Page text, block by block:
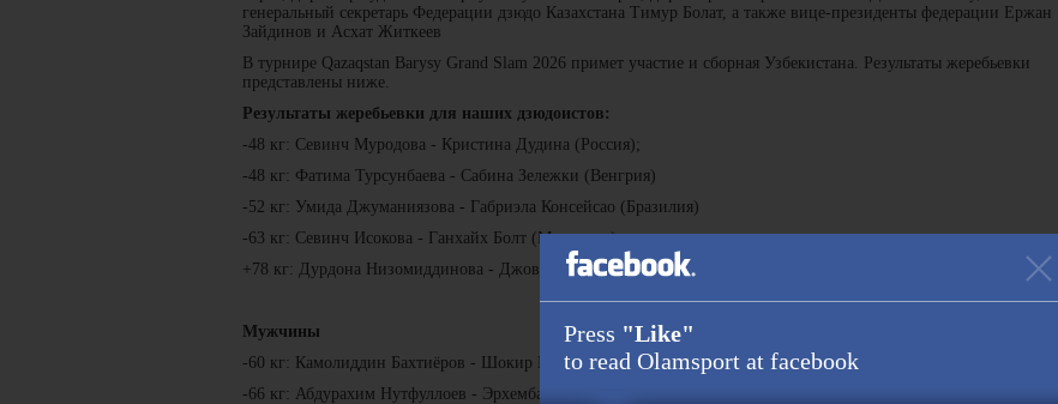
генеральный секретарь Федерации дзюдо Казахстана Тимур Болат, а также вице-президенты федерации Ержан
Зайдинов и Асхат Житкеев
В турнире Qazaqstan Barysy Grand Slam 2026 примет участие и сборная Узбекистана. Результаты жеребьевки
представлены ниже.
Результаты жеребьевки для наших дзюдоистов:
-48 кг: Севинч Муродова - Кристина Дудина (Россия);
-48 кг: Фатима Турсунбаева - Сабина Зележки (Венгрия)
-52 кг: Умида Джуманиязова - Габриэла Консейсао (Бразилия)
-63 кг: Севинч Исокова - Ганхайх Болт (Монголия);
+78 кг: Дурдона Низомиддинова - Джованна Сантос (Бразилия).
Мужчины
-60 кг: Камолиддин Бахтиёров - Шокир Гаюбов (Таджикистан)
-66 кг: Абдурахим Нутфуллоев - Эрхембаяр Баттогтох (Монголия)
Press "Like"
to read Olamsport at facebook